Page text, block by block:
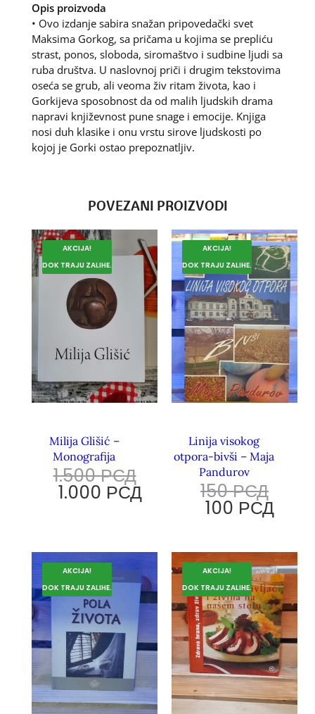
Opis proizvoda
• Ovo izdanje sabira snažan pripovedački svet
Maksima Gorkog, sa pričama u kojima se prepliću
strast, ponos, sloboda, siromaštvo i sudbine ljudi sa
ruba društva. U naslovnoj priči i drugim tekstovima
oseća se grub, ali veoma živ ritam života, kao i
Gorkijeva sposobnost da od malih ljudskih drama
napravi književnost pune snage i emocije. Knjiga
nosi duh klasike i onu vrstu sirove ljudskosti po
kojoj je Gorki ostao prepoznatljiv.
POVEZANI PROIZVODI
AKCIJA!
DOK TRAJU ZALIHE.
Milija Glišić –
Monografija
1.500РСД
1.000 РСД
AKCIJA!
DOK TRAJU ZALIHE.
Linija visokog
otpora-bivši – Maja
Pandurov
150РСД
100 РСД
AKCIJA!
DOK TRAJU ZALIHE.
AKCIJA!
DOK TRAJU ZALIHE.